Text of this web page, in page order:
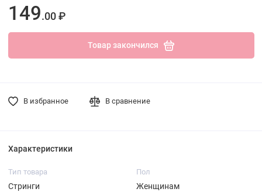
149.00 ₽
Товар закончился
В избранное В сравнение
Характеристики
Тип товара
Стринги
Пол
Женщинам